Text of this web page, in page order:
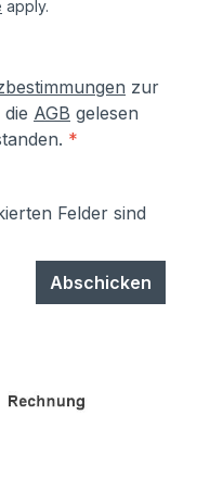
apply.
zur
AGB gelesen
*
Felder sind
Abschicken